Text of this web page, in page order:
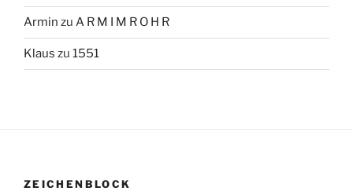
Armin zu A R M I M R O H R
Klaus zu 1551
ZEICHENBLOCK